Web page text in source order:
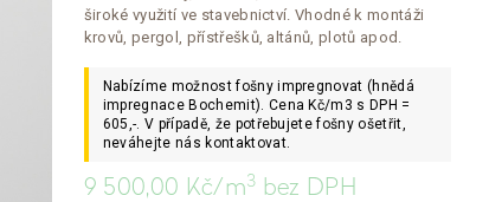
široké využití ve stavebnictví. Vhodné k montáži
krovů, pergol, přístřešků, altánů, plotů apod.
Nabízíme možnost fošny impregnovat (hnědá
impregnace Bochemit). Cena Kč/m3 s DPH =
605,-. V případě, že potřebujete fošny ošetřit,
neváhejte nás kontaktovat.
9 500,00 Kč/m3 bez DPH